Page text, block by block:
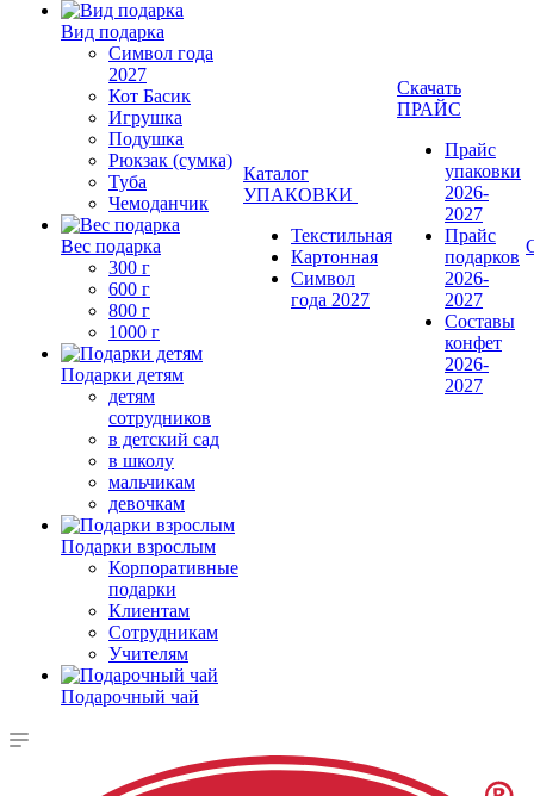
Вид подарка
Символ года
2027
Кот Басик
Игрушка
Подушка
Рюкзак (сумка)
Туба
Чемоданчик
Вес подарка
300 г
600 г
800 г
1000 г
Подарки детям
детям
сотрудников
в детский сад
в школу
мальчикам
девочкам
Подарки взрослым
Корпоративные
подарки
Клиентам
Сотрудникам
Учителям
Подарочный чай
Каталог
УПАКОВКИ
Текстильная
Картонная
Символ
года 2027
Скачать
ПРАЙС
Прайс
упаковки
2026-
2027
Прайс
подарков
2026-
2027
Составы
конфет
2026-
2027